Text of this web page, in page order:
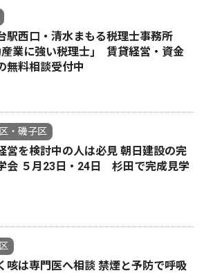
駅西口・清水まもる税理士事務所
産業に強い税理士｣ 賃貸経営・資金
無料相談受付中
・磯子区
営を検討中の人は必見 朝日建設の完
会 ５月23日・24日 杉田で完成見学
咳は専門医へ相談 禁煙と予防で呼吸